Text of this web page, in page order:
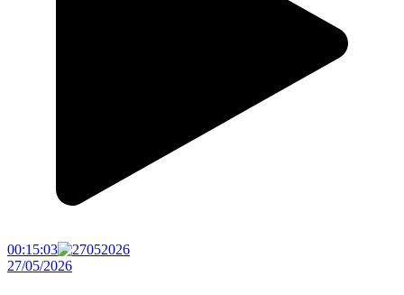
00:15:03
27/05/2026